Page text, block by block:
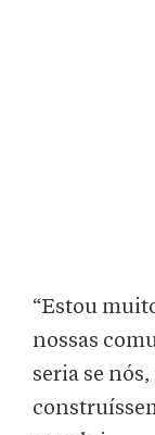
“Estou
nossas
seria se